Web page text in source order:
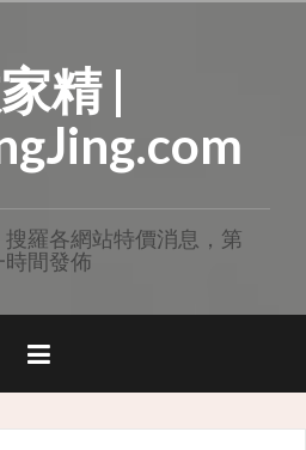
精 |
羅各網站特價消息，第
時間發佈